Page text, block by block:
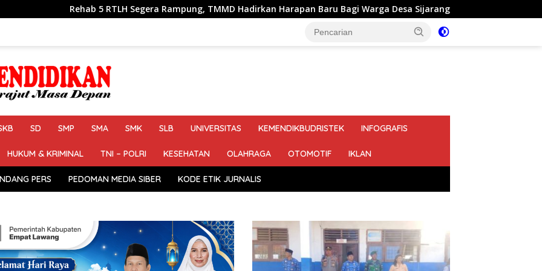
Segera Rampung, TMMD Hadirkan Harapan Baru Bagi Warga Desa Sijarango 2 Dari 5 Titik Pembangunan Gorong-
SD SMP SMA SMK SLB UNIVERSITAS KEMENDIKBUDRISTEK INFOGRAFIS
HUKUM & KRIMINAL TNI – POLRI KESEHATAN OLAHRAGA OTOMOTIF IKLAN
PERS PEDOMAN MEDIA SIBER KODE ETIK JURNALIS